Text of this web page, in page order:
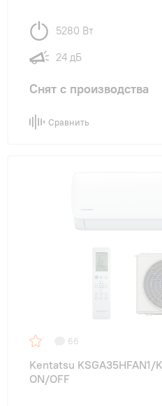
5280 Вт
24 дБ
Снят с производства
Сравнить
66
Kentatsu KSGA35HFAN1/
ON/OFF